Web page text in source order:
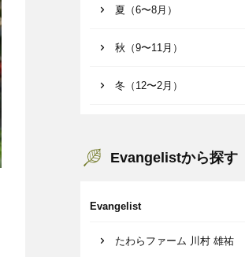
夏（6〜8月）
秋（9〜11月）
冬（12〜2月）
Evangelistから探す
Evangelist
たわらファーム 川村 雄祐